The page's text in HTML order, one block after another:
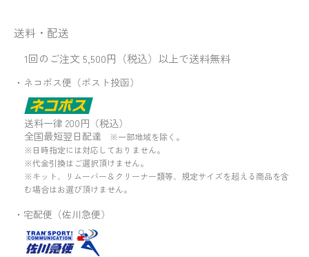
送料・配送
1回のご注文 5,500円（税込）以上で送料無料
・ネコポス便（ポスト投函）
送料一律 200円（税込）
全国最短翌日配達 ※一部地域を除く。
※日時指定には対応しておりません。
※代金引換はご選択頂けません。
※キット、リムーバー＆クリーナー類等、規定サイズを超える商品を含
む場合はお選び頂けません。
・宅配便（佐川急便）